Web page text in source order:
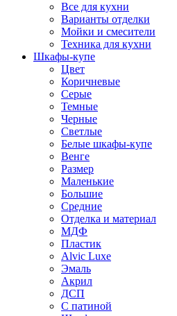
Все для кухни
Варианты отделки
Мойки и смесители
Техника для кухни
Шкафы-купе
Цвет
Коричневые
Серые
Темные
Черные
Светлые
Белые шкафы-купе
Венге
Размер
Маленькие
Большие
Средние
Отделка и материал
МДФ
Пластик
Alvic Luxe
Эмаль
Акрил
ДСП
С патиной